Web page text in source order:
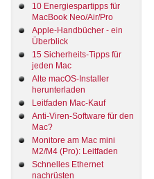
10 Energiespartipps für
MacBook Neo/Air/Pro
Apple-Handbücher - ein
Überblick
15 Sicherheits-Tipps für
jeden Mac
Alte macOS-Installer
herunterladen
Leitfaden Mac-Kauf
Anti-Viren-Software für den
Mac?
Monitore am Mac mini
M2/M4 (Pro): Leitfaden
Schnelles Ethernet
nachrüsten